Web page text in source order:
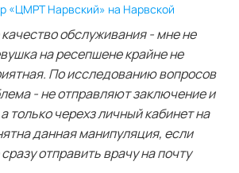
«ЦМРТ Нарвский» на Нарвской
обслуживания - мне не
на ресепшене крайне не
По исследованию вопросов
- не отправляют заключение и
только черехз личный кабинет на
данная манипуляция, если
отправить врачу на почту